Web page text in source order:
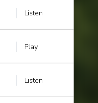
Listen
Play
Listen